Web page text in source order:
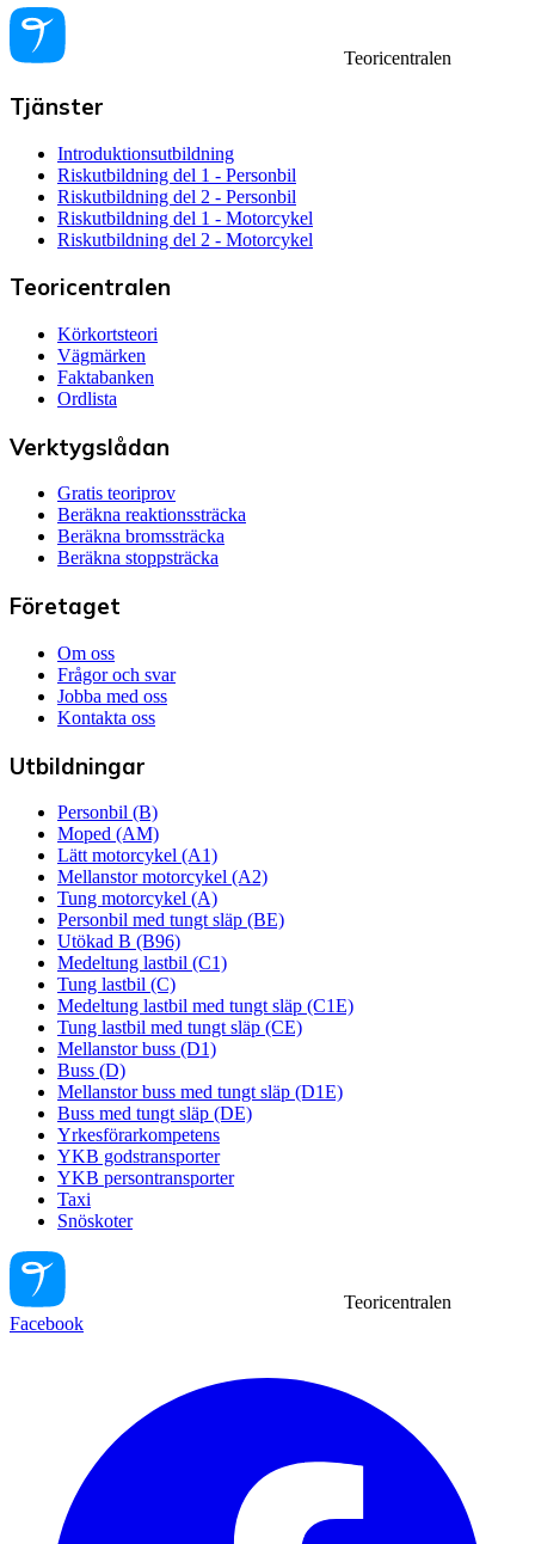
Teoricentralen
Tjänster
Introduktionsutbildning
Riskutbildning del 1 - Personbil
Riskutbildning del 2 - Personbil
Riskutbildning del 1 - Motorcykel
Riskutbildning del 2 - Motorcykel
Teoricentralen
Körkortsteori
Vägmärken
Faktabanken
Ordlista
Verktygslådan
Gratis teoriprov
Beräkna reaktionssträcka
Beräkna bromssträcka
Beräkna stoppsträcka
Företaget
Om oss
Frågor och svar
Jobba med oss
Kontakta oss
Utbildningar
Personbil (B)
Moped (AM)
Lätt motorcykel (A1)
Mellanstor motorcykel (A2)
Tung motorcykel (A)
Personbil med tungt släp (BE)
Utökad B (B96)
Medeltung lastbil (C1)
Tung lastbil (C)
Medeltung lastbil med tungt släp (C1E)
Tung lastbil med tungt släp (CE)
Mellanstor buss (D1)
Buss (D)
Mellanstor buss med tungt släp (D1E)
Buss med tungt släp (DE)
Yrkesförarkompetens
YKB godstransporter
YKB persontransporter
Taxi
Snöskoter
Teoricentralen
Facebook